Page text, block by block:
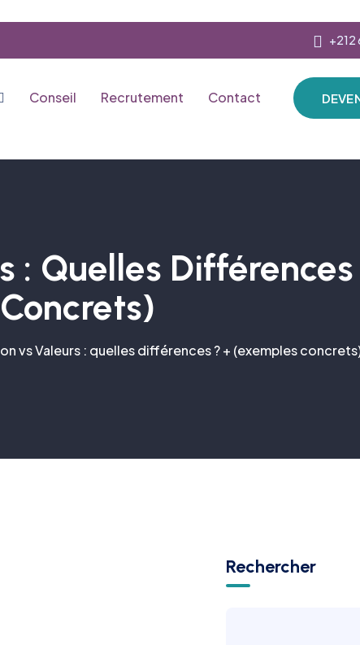
+212
Conseil Recrutement Contact
: Quelles
vs Valeurs : quelles différences ? + (exemples
Rechercher